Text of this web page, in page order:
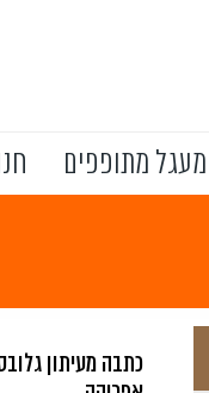
מעגל מתופפים
כתבה מעיתון